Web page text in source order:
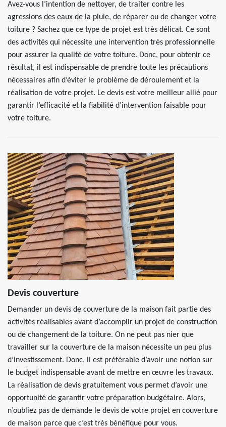
Avez-vous l’intention de nettoyer, de traiter contre les
agressions des eaux de la pluie, de réparer ou de changer votre
toiture ? Sachez que ce type de projet est très délicat. Ce sont
des activités qui nécessite une intervention très professionnelle
pour assurer la qualité de votre toiture. Donc, pour obtenir ce
résultat, il est indispensable de prendre toute les précautions
nécessaires afin d’éviter le problème de déroulement et la
réalisation de votre projet. Le devis est votre meilleur allié pour
garantir l’efficacité et la fiabilité d’intervention faisable pour
votre toiture.
Devis couverture
Demander un devis de couverture de la maison fait partie des
activités réalisables avant d’accomplir un projet de construction
ou de changement de la toiture. On ne peut pas nier que
travailler sur la couverture de la maison nécessite un peu plus
d’investissement. Donc, il est préférable d’avoir une notion sur
le budget indispensable avant de mettre en œuvre les travaux.
La réalisation de devis gratuitement vous permet d’avoir une
opportunité de garantir votre préparation budgétaire. Alors,
n’oubliez pas de demande le devis de votre projet en couverture
de maison parce que c’est très bénéfique pour vous.